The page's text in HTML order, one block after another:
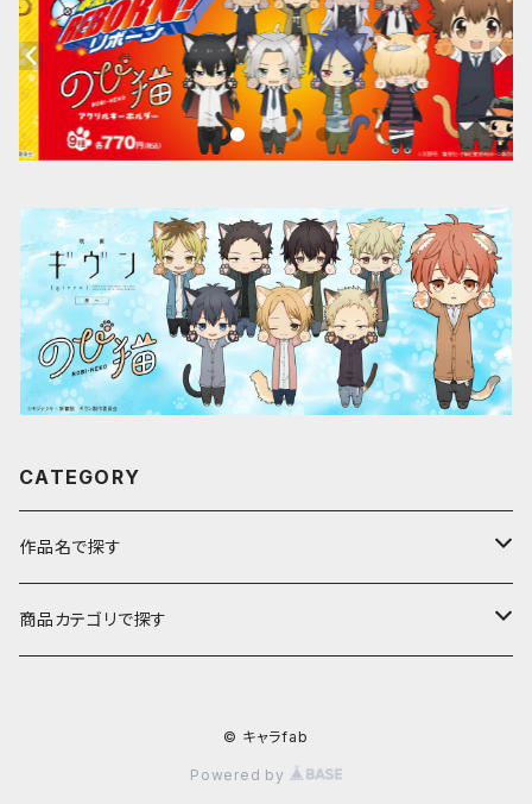
CATEGORY
作品名で探す
ア行
商品カテゴリで探す
© キャラfab
Powered by